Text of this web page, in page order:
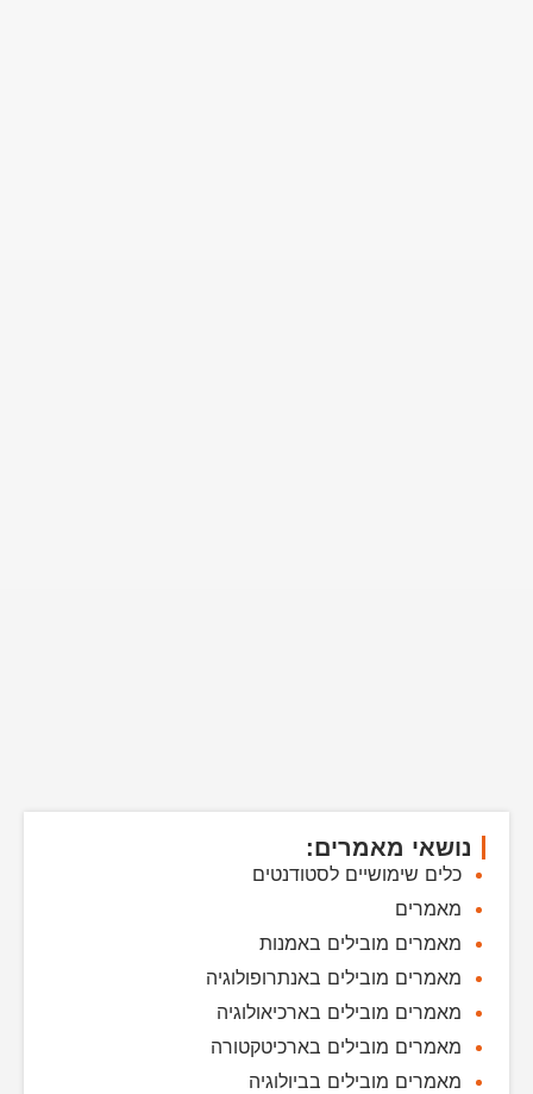
נושאי מאמרים:
כלים שימושיים לסטודנטים
מאמרים
מאמרים מובילים באמנות
מאמרים מובילים באנתרופולוגיה
מאמרים מובילים בארכיאולוגיה
מאמרים מובילים בארכיטקטורה
מאמרים מובילים בביולוגיה